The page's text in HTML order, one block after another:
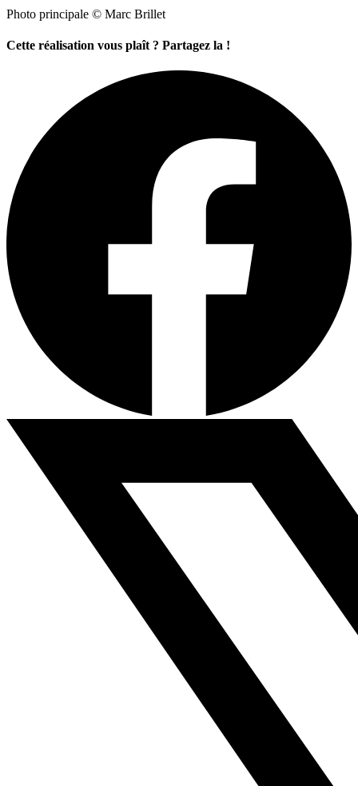
Photo principale © Marc Brillet
Cette réalisation vous plaît ? Partagez la !